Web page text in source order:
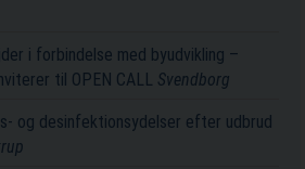
i forbindelse med byudvikling –
til OPEN CALL Svendborg
og desinfektionsydelser efter udbrud